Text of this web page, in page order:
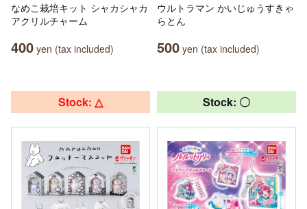
なめこ栽培キット シャカシャカ
アクリルチャーム
400 yen (tax included)
ウルトラマン かいじゅうすきゃ
らとん
500 yen (tax included)
Stock: △ Stock: 〇